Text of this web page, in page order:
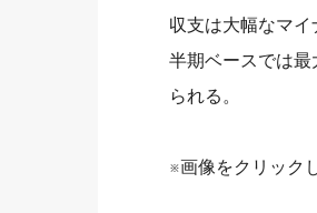
収支は大幅なマ
半期ベースでは最
られる。
※画像をクリック